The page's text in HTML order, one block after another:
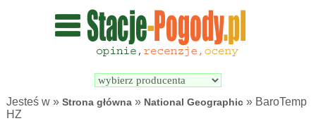
Wyszukiwarka
pogodowych
Jesteś w »Strona główna » National Geographic » BaroTemp
HZ